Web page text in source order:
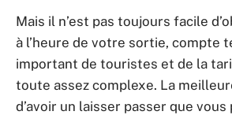
Mais il n’est pas toujours facile
à l’heure de votre sortie, compte
important de touristes et de la
toute assez complexe. La
d’avoir un laisser passer que